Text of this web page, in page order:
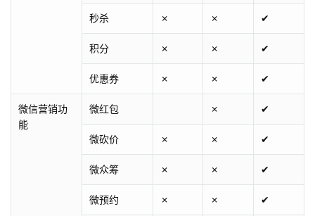
秒杀 ✗ ✗ ✔
积分 ✗ ✗ ✔
优惠券 ✗ ✗ ✔
微信营销功
能
微红包 ✗ ✔
微砍价 ✗ ✗ ✔
微众筹 ✗ ✗ ✔
微预约 ✗ ✗ ✔